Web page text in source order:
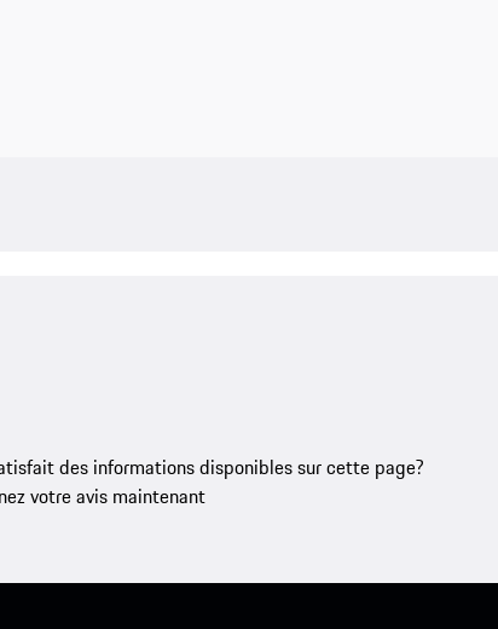
des informations disponibles sur cette page?
votre avis maintenant